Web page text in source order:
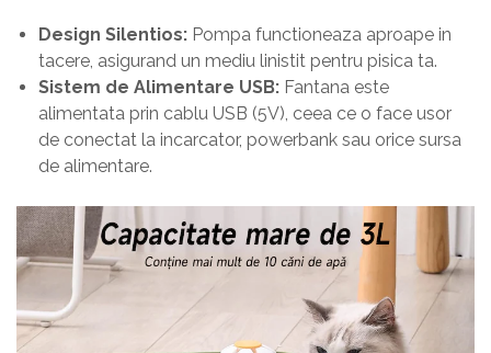
Design Silentios: Pompa functioneaza aproape in
tacere, asigurand un mediu linistit pentru pisica ta.
Sistem de Alimentare USB: Fantana este
alimentata prin cablu USB (5V), ceea ce o face usor
de conectat la incarcator, powerbank sau orice sursa
de alimentare.